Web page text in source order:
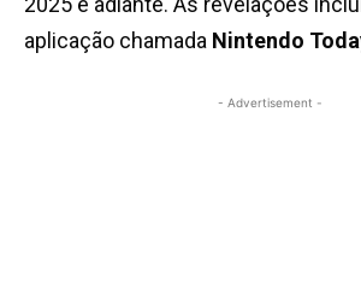
aplicação chamada Nintendo
- Advertisement -